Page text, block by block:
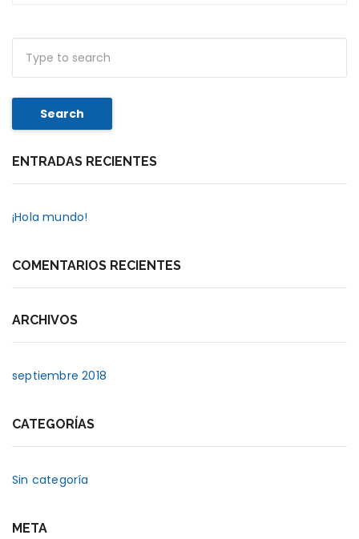
Search
ENTRADAS RECIENTES
¡Hola mundo!
COMENTARIOS RECIENTES
ARCHIVOS
septiembre 2018
CATEGORÍAS
Sin categoría
META